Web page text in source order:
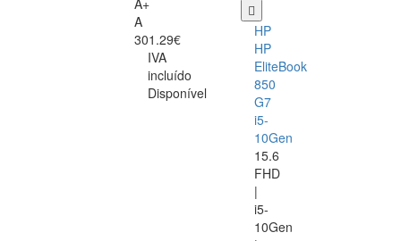
A+
A
301.29€
IVA
incluído
Disponível
HP
HP
EliteBook
850
G7
i5-
10Gen
15.6
FHD
|
i5-
10Gen